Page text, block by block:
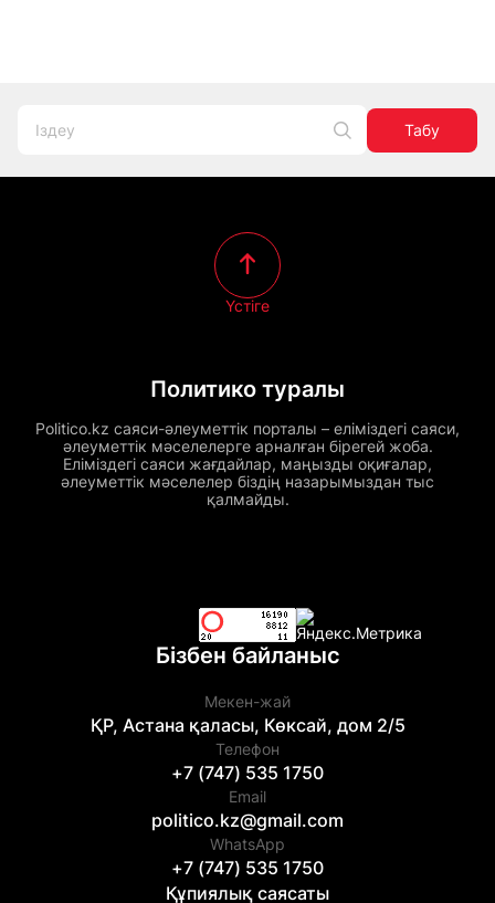
Табу
Политико туралы
Politico.kz саяси-әлеуметтік порталы – еліміздегі саяси,
әлеуметтік мәселелерге арналған бірегей жоба.
Еліміздегі саяси жағдайлар, маңызды оқиғалар,
әлеуметтік мәселелер біздің назарымыздан тыс
қалмайды.
Үстіге
Бізбен байланыс
Мекен-жай
ҚР, Астана қаласы, Көксай, дом 2/5
Телефон
+7 (747) 535 1750
Email
politico.kz@gmail.com
WhatsApp
+7 (747) 535 1750
Құпиялық саясаты